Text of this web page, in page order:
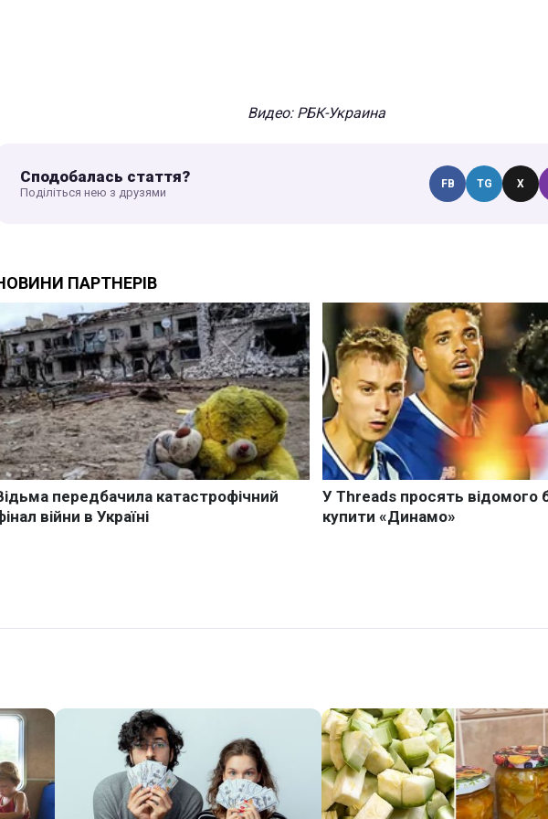
Видео: РБК-Украина
Сподобалась стаття?
Поділіться нею з друзями
FB TG X